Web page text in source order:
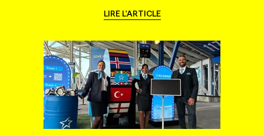
LIRE L'ARTICLE